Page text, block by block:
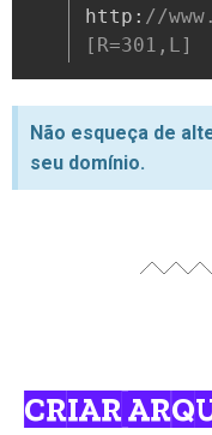
http : //
[R=301,L]
Não esqueça de
seu domínio.
CRIAR